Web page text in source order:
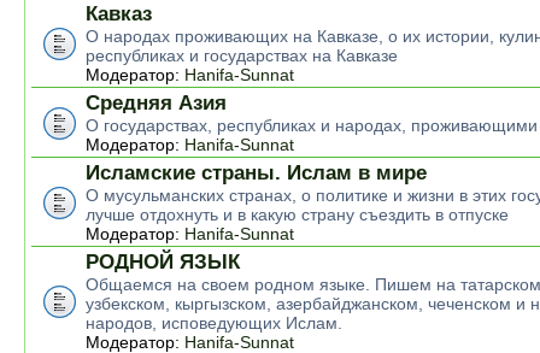
Кавказ
О народах проживающих на Кавказе, о их истории,
республиках и государствах на Кавказе
Модератор: Hanifa-Sunnat
Средняя Азия
О государствах, республиках и народах,
Модератор: Hanifa-Sunnat
Исламские страны. Ислам в мире
О мусульманских странах, о политике и жизни в этих
лучше отдохнуть и в какую страну съездить в отпуске
Модератор: Hanifa-Sunnat
РОДНОЙ ЯЗЫК
Общаемся на своем родном языке. Пишем на
узбекском, кыргызском, азербайджанском, чеченском и
народов, исповедующих Ислам.
Модератор: Hanifa-Sunnat